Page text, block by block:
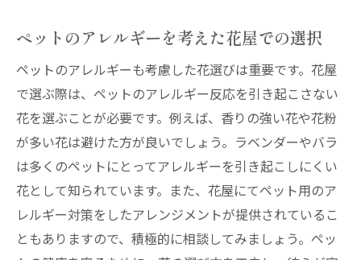
ペットのアレルギーを考えた花屋での選択
ペットのアレルギーも考慮した花選びは重要です。花屋
で選ぶ際は、ペットのアレルギー反応を引き起こさない
花を選ぶことが必要です。例えば、香りの強い花や花粉
が多い花は避けた方が良いでしょう。ラベンダーやバラ
は多くのペットにとってアレルギーを引き起こしにくい
花として知られています。また、花屋にてペット用のア
レルギー対策をしたアレンジメントが提供されているこ
ともありますので、積極的に相談してみましょう。ペッ